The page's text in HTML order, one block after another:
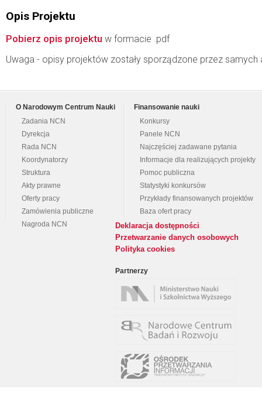
Opis Projektu
Pobierz opis projektu w formacie .pdf
Uwaga - opisy projektów zostały sporządzone przez
O Narodowym Centrum Nauki
Zadania NCN
Dyrekcja
Rada NCN
Koordynatorzy
Struktura
Akty prawne
Oferty pracy
Zamówienia publiczne
Nagroda NCN
Finansowanie nauki
Konkursy
Panele NCN
Najczęściej zadawane pytania
Informacje dla realizujących projekty
Pomoc publiczna
Statystyki konkursów
Przykłady finansowanych projektów
Baza ofert pracy
Deklaracja dostępności
Przetwarzanie danych osobowych
Polityka cookies
Partnerzy